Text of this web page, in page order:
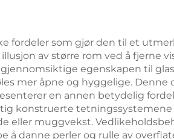
fordeler som gjør den til et
av større rom ved å fjerne
egenskapen til
mer åpne og hyggelige.
en annen betydelig
konstruerte
eller muggvekst.
å danne perler og rulle av